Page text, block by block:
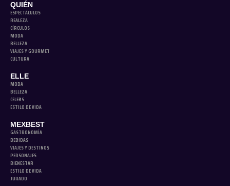
QUIÉN
ESPECTÁCULOS
REALEZA
CÍRCULOS
MODA
BELLEZA
VIAJES Y GOURMET
CULTURA
ELLE
MODA
BELLEZA
CELEBS
ESTILO DE VIDA
MEXBEST
GASTRONOMÍA
BEBIDAS
VIAJES Y DESTINOS
PERSONAJES
BIENESTAR
ESTILO DE VIDA
JURADO